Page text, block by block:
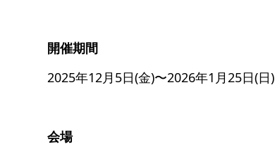
開催期間
2025年12月5日(金)〜2026年1月25日(日)
会場